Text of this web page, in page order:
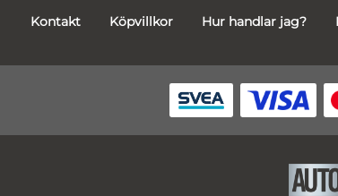
Kontakt Köpvillkor Hur handlar jag?